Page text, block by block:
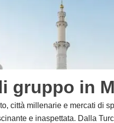
gruppo in
città millenarie e mercati di
e inaspettata. Dalla